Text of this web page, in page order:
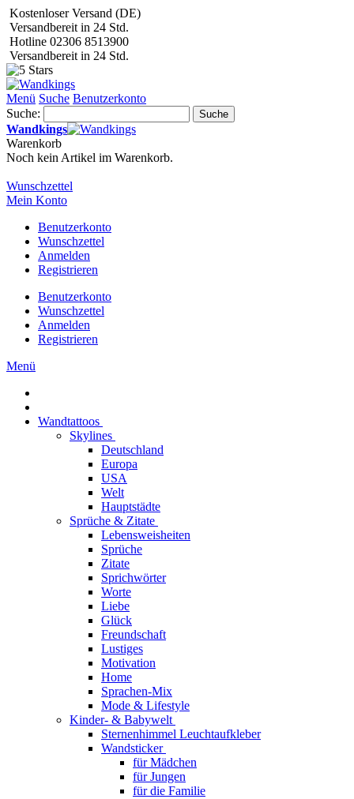
Kostenloser Versand (DE)
Versandbereit in 24 Std.
Hotline 02306 8513900
Versandbereit in 24 Std.
Menü Suche Benutzerkonto
Suche:
Suche
Wandkings
Warenkorb
Noch kein Artikel im Warenkorb.
Wunschzettel
Mein Konto
Benutzerkonto
Wunschzettel
Anmelden
Registrieren
Benutzerkonto
Wunschzettel
Anmelden
Registrieren
Menü
Wandtattoos
Skylines
Deutschland
Europa
USA
Welt
Hauptstädte
Sprüche & Zitate
Lebensweisheiten
Sprüche
Zitate
Sprichwörter
Worte
Liebe
Glück
Freundschaft
Lustiges
Motivation
Home
Sprachen-Mix
Mode & Lifestyle
Kinder- & Babywelt
Sternenhimmel Leuchtaufkleber
Wandsticker
für Mädchen
für Jungen
für die Familie